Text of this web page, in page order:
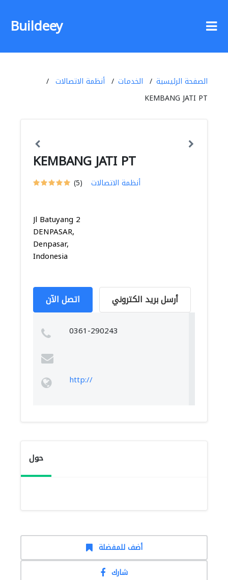
Buildeey
الصفحة الرئيسية الخدمات
أنظمة الاتصالات
KEMBANG JATI PT
KEMBANG JATI PT
(5) أنظمة الاتصالات
Jl Batuyang 2
DENPASAR,
Denpasar,
Indonesia
اتصل الآن أرسل بريد الكتروني
0361-290243
http://
حول
أضف للمفضلة
شارك